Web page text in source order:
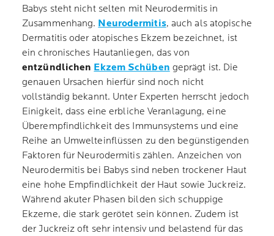
Babys steht nicht selten mit Neurodermitis in
Zusammenhang. Neurodermitis, auch als atopische
Dermatitis oder atopisches Ekzem bezeichnet, ist
ein chronisches Hautanliegen, das von
entzündlichen Ekzem Schüben geprägt ist. Die
genauen Ursachen hierfür sind noch nicht
vollständig bekannt. Unter Experten herrscht jedoch
Einigkeit, dass eine erbliche Veranlagung, eine
Überempfindlichkeit des Immunsystems und eine
Reihe an Umwelteinflüssen zu den begünstigenden
Faktoren für Neurodermitis zählen. Anzeichen von
Neurodermitis bei Babys sind neben trockener Haut
eine hohe Empfindlichkeit der Haut sowie Juckreiz.
Während akuter Phasen bilden sich schuppige
Ekzeme, die stark gerötet sein können. Zudem ist
der Juckreiz oft sehr intensiv und belastend für das